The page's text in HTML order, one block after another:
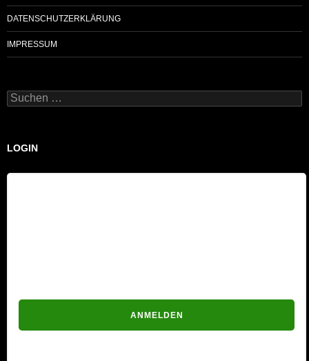
DATENSCHUTZERKLÄRUNG
IMPRESSUM
Suchen
nach:
LOGIN